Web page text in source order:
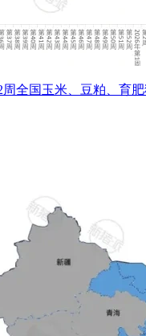
周全国玉米、豆粕、育